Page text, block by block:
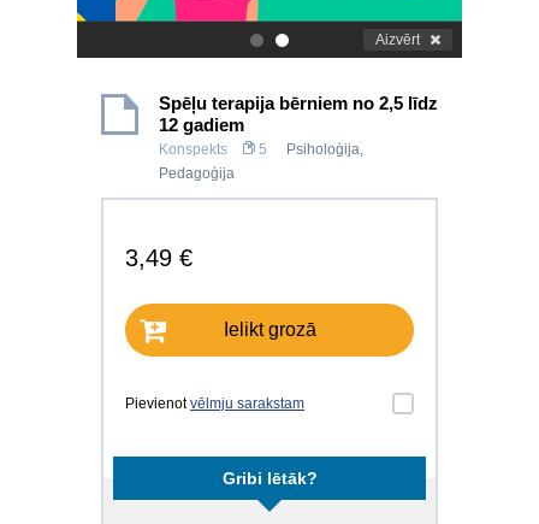
. Aizvērt
Spēļu terapija bērniem no 2,5 līdz
12 gadiem
Konspekts 5 Psiholoģija,
Pedagoģija
3,49 €
Ielikt grozā
Pievienotvēlmju sarakstam
Gribi lētāk?